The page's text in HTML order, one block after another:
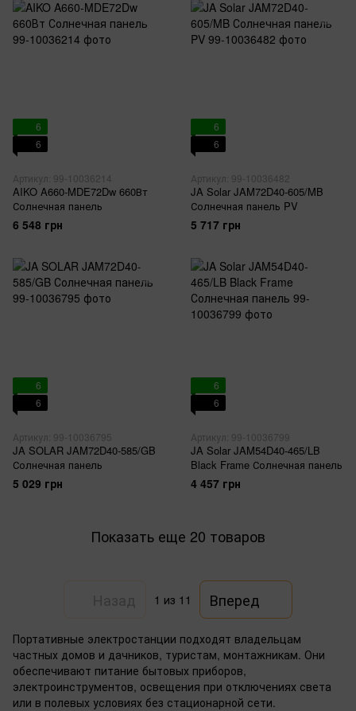
6
6
Артикул: 99-10036214
AIKO A660-MDE72Dw 660Вт
Солнечная панель
6 548 грн
6
6
Артикул: 99-10036482
JA Solar JAM72D40-605/MB
Солнечная панель PV
5 717 грн
6
6
Артикул: 99-10036795
JA SOLAR JAM72D40-585/GB
Солнечная панель
5 029 грн
6
6
Артикул: 99-10036799
JA Solar JAM54D40-465/LB
Black Frame Солнечная панель
4 457 грн
Показать еще 20 товаров
1 из 11 Вперед
Портативные электростанции подходят владельцам
частных домов и дачников, туристам, монтажникам. Они
обеспечивают питание бытовых приборов,
электроинструментов, освещения при отключениях света
или в полевых условиях без стационарной сети.